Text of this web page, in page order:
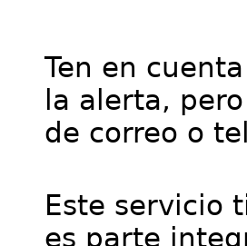
Ten en
la alerta,
de correo o
Este servicio
es parte